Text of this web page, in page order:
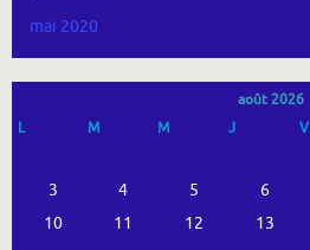
mai 2020
août 2026
L
M M J V
3
4 5 6
10
11 12 13